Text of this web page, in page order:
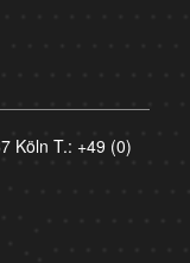
Köln T.: +49 (0)